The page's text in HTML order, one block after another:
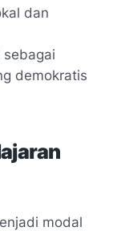
dan
demokratis
modal